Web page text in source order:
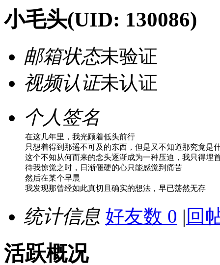
小毛头(UID: 130086)
邮箱状态未验证
视频认证未认证
个人签名
在这几年里，我光顾着低头前行
只想着得到那遥不可及的东西，但是又不知道那究竟是
这个不知从何而来的念头逐渐成为一种压迫，我只得埋
待我惊觉之时，日渐僵硬的心只能感觉到痛苦
然后在某个早晨
我发现那曾经如此真切且确实的想法，早已荡然无存
统计信息 好友数 0 | 回
活跃概况